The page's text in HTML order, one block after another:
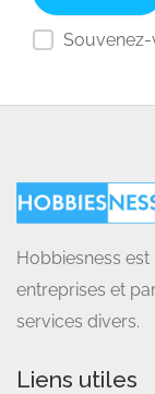
Hobbiesness
entreprises et
services divers.
Liens utiles